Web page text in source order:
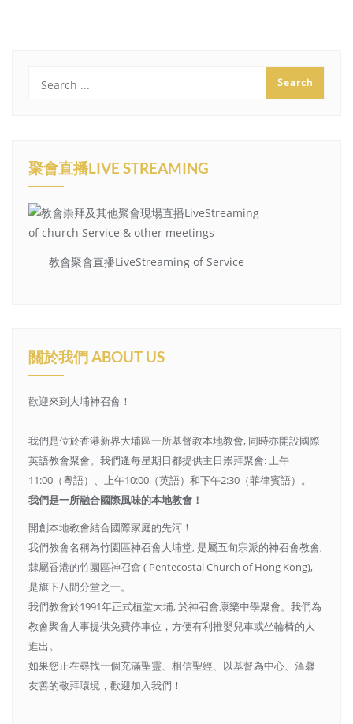
聚會直播LIVE STREAMING
教會聚會直播LiveStreaming of Service
關於我們 ABOUT US
歡迎來到大埔神召會！
我們是位於香港新界大埔區一所基督教本地教會, 同時亦開設國際
英語教會聚會。我們逄每星期日都提供主日崇拜聚會: 上午
11:00（粵語）、上午10:00（英語）和下午2:30（菲律賓語）。
我們是一所融合國際風味的本地教會！
開創本地教會結合國際家庭的先河！
我們教會名稱為竹園區神召會大埔堂, 是屬五旬宗派的神召會教會,
隸屬香港的竹園區神召會 ( Pentecostal Church of Hong Kong),
是旗下八間分堂之一。
我們教會於1991年正式植堂大埔, 於神召會康樂中學聚會。我們為
教會聚會人事提供免費停車位，方便有利推嬰兒車或坐輪椅的人
進出。
如果您正在尋找一個充滿聖靈、相信聖經、以基督為中心、溫馨
友善的敬拜環境，歡迎加入我們！